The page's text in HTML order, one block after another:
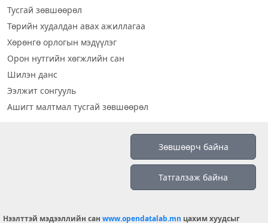
Тусгай зөвшөөрөл
Төрийн худалдан авах ажиллагаа
Хөрөнгө орлогын мэдүүлэг
Орон нутгийн хөгжлийн сан
Шилэн данс
Ээлжит сонгууль
Ашигт малтмал тусгай зөвшөөрөл
info@opendatalab.mn
Зөвшөөрч байна
Татгалзаж байна
Нээлттэй мэдээллийн сан www.opendatalab.mn цахим хуудсыг